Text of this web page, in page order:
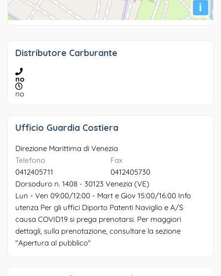
i
Distributore Carburante
no
no
Ufficio Guardia Costiera
Direzione Marittima di Venezia
Telefono
0412405711
Fax
0412405730
Dorsoduro n. 1408 - 30123 Venezia (VE)
Lun - Ven 09:00/12:00 - Mart e Giov 15:00/16:00 Info
utenza Per gli uffici Diporto Patenti Naviglio e A/S
causa COVID19 si prega prenotarsi. Per maggiori
dettagli, sulla prenotazione, consultare la sezione
"Apertura al pubblico"